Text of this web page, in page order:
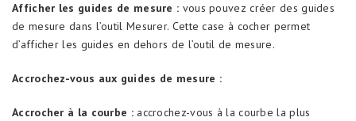
Afficher les guides de mesure : vous pouvez créer des guides
de mesure dans l’outil Mesurer. Cette case à cocher permet
d’afficher les guides en dehors de l’outil de mesure.
Accrochez-vous aux guides de mesure :
Accrocher à la courbe :accrochez-vous à la courbe la plus